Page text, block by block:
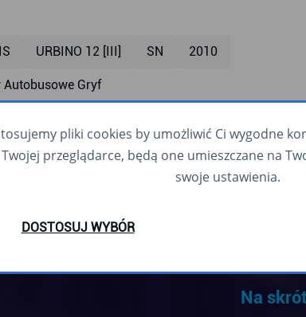
URBINO 12 [III] SN 2010
Autobusowe Gryf
rampa dla wózków klimatyzacja
Na
pliki cookies by umożliwić Ci wygodne
przeglądarce, będą one umieszczane na
swoje ustawienia.
DOSTOSUJ WYBÓR